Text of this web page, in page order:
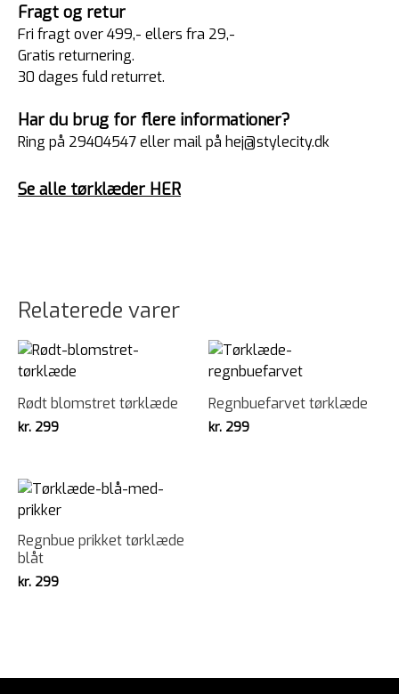
Fragt og retur
Fri fragt over 499,- ellers fra 29,-
Gratis returnering.
30 dages fuld returret.
Har du brug for flere informationer?
Ring på 29404547 eller mail på hej@stylecity.dk
Se alle tørklæder HER
Relaterede varer
Rødt blomstret tørklæde
kr. 299
Regnbuefarvet tørklæde
kr. 299
Regnbue prikket tørklæde
blåt
kr. 299